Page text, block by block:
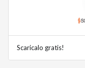
Scaricalo gratis!